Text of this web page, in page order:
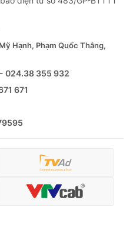
Hạnh, Phạm Quốc Thắng,
024.38 355 932
671